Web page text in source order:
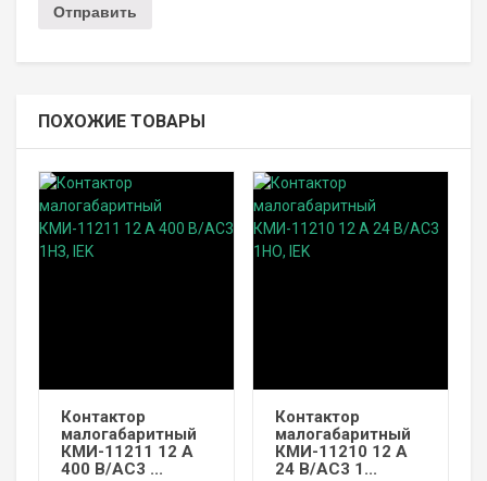
ПОХОЖИЕ ТОВАРЫ
Контактор
малогабаритный
КМИ-11211 12 А
400 В/AC3 ...
Контактор
малогабаритный
КМИ-11210 12 А
24 В/AC3 1...